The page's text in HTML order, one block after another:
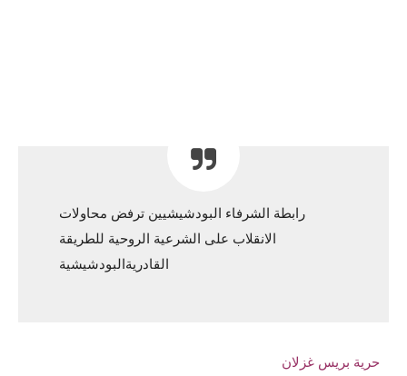
رابطة الشرفاء البودشيشيين ترفض محاولات
الانقلاب على الشرعية الروحية للطريقة
القادريةالبودشيشية
حرية بريس غزلان